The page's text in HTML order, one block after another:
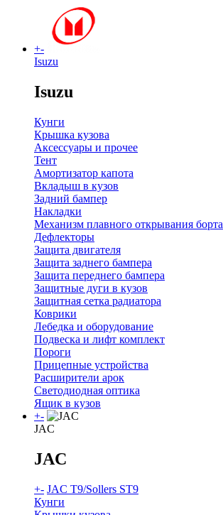
+-
Isuzu
Isuzu
Кунги
Крышка кузова
Аксессуары и прочее
Тент
Амортизатор капота
Вкладыш в кузов
Задний бампер
Накладки
Механизм плавного открывания борта
Дефлекторы
Защита двигателя
Защита заднего бампера
Защита переднего бампера
Защитные дуги в кузов
Защитная сетка радиатора
Коврики
Лебедка и оборудование
Подвеска и лифт комплект
Пороги
Прицепные устройства
Расширители арок
Светодиодная оптика
Ящик в кузов
+-
JAC
JAC
+- JAC T9/Sollers ST9
Кунги